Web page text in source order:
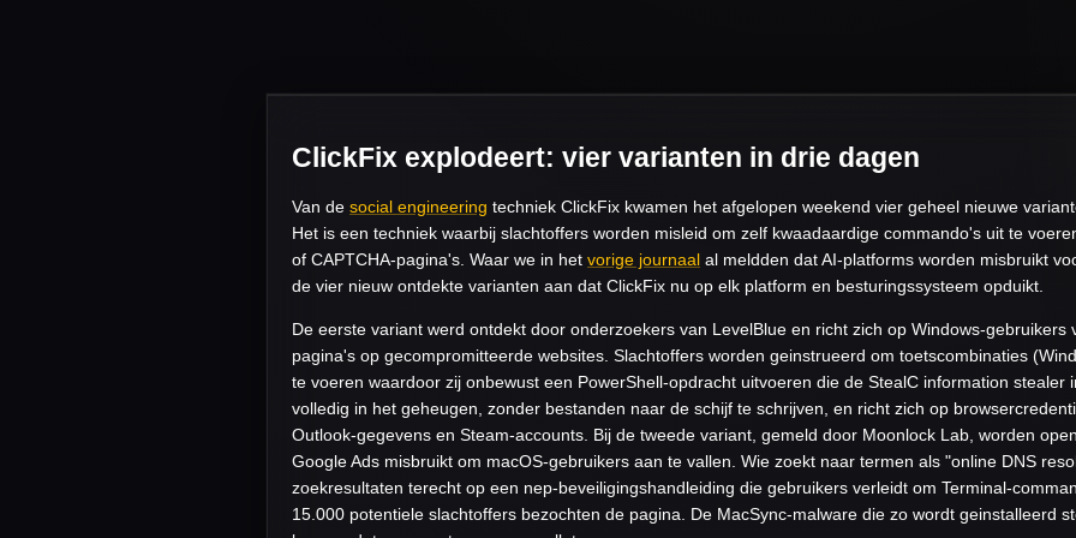
ClickFix explodeert: vier varianten in drie dagen
Van de social engineering techniek ClickFix kwamen het afgelopen weekend vier geheel nieuwe
Het is een techniek waarbij slachtoffers worden misleid om zelf kwaadaardige commando's uit te
of CAPTCHA-pagina's. Waar we in het vorige journaal al meldden dat AI-platforms worden misbruikt
de vier nieuw ontdekte varianten aan dat ClickFix nu op elk platform en besturingssysteem opduikt.
De eerste variant werd ontdekt door onderzoekers van LevelBlue en richt zich op Windows-gebruikers
pagina's op gecompromitteerde websites. Slachtoffers worden geinstrueerd om toetscombinaties
te voeren waardoor zij onbewust een PowerShell-opdracht uitvoeren die de StealC information stealer
volledig in het geheugen, zonder bestanden naar de schijf te schrijven, en richt zich op
Outlook-gegevens en Steam-accounts. Bij de tweede variant, gemeld door Moonlock Lab, worden
Google Ads misbruikt om macOS-gebruikers aan te vallen. Wie zoekt naar termen als "online DNS
zoekresultaten terecht op een nep-beveiligingshandleiding die gebruikers verleidt om Terminal-
15.000 potentiele slachtoffers bezochten de pagina. De MacSync-malware die zo wordt geinstalleerd